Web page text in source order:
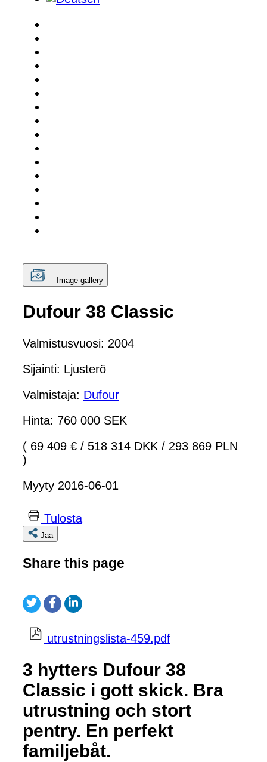
Image gallery
Dufour 38 Classic
Valmistusvuosi: 2004
Sijainti: Ljusterö
Valmistaja: Dufour
Hinta: 760 000 SEK
( 69 409 € / 518 314 DKK / 293 869 PLN
)
Myyty 2016-06-01
Tulosta
Jaa
Share this page
utrustningslista-459.pdf
3 hytters Dufour 38
Classic i gott skick. Bra
utrustning och stort
pentry. En perfekt
familjebåt.